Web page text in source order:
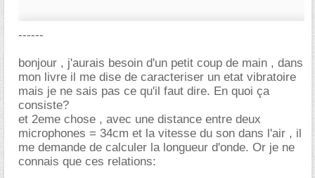
------
bonjour , j'aurais besoin d'un petit coup de main , dans
mon livre il me dise de caracteriser un etat vibratoire
mais je ne sais pas ce qu'il faut dire. En quoi ça
consiste?
et 2eme chose , avec une distance entre deux
microphones = 34cm et la vitesse du son dans l'air , il
me demande de calculer la longueur d'onde. Or je ne
connais que ces relations: